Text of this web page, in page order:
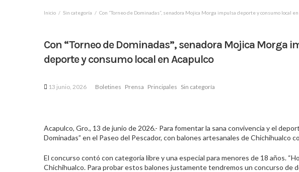
Inicio Sin categoría Con “Torneo de Dominadas”, senadora Mojica Morga impulsa deporte y consumo local
Con “Torneo de Dominadas”, senadora Mojica Morga
deporte y consumo local en Acapulco
13 junio, 2026 Boletines Prensa Principales Sin categoría
Acapulco, Gro., 13 de junio de 2026.- Para fomentar la sana convivencia y el
Dominadas” en el Paseo del Pescador, con balones artesanales de Chichihualco
El concurso contó con categoría libre y una especial para menores de 18 años.
Chichihualco. Para probar estos balones justamente tendremos un concurso de